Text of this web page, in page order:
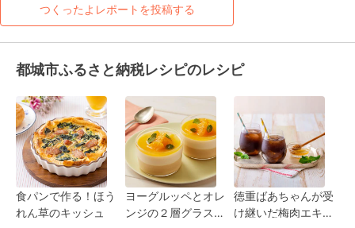
つくったよレポートを投稿する
都城市ふるさと納税レシピのレシピ
食パンで作る！ほう
れん草のキッシュ
ヨーグルッペとオレ
ンジの２層グラスデ
徳重ばあちゃんが受
け継いだ梅肉エキス